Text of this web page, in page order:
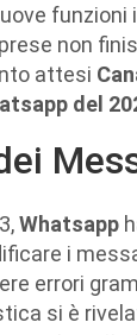
non
attesi
del
Whatsapp
i
errori
si è